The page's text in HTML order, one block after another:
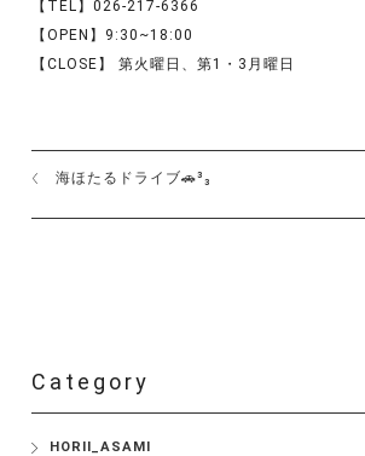
【TEL】026-217-6366
【OPEN】9:30~18:00
【CLOSE】 第火曜日、第1・3月曜日
海ほたるドライブ🚗³₃
Category
HORII_ASAMI